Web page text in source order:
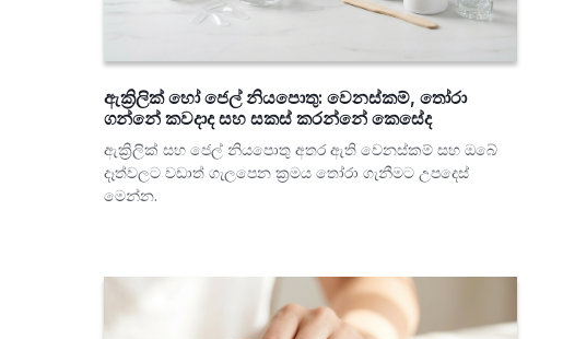
ඇක්‍රිලික් හෝ ජෙල් නියපොතු: වෙනස්කම්, තෝරා
ගන්නේ කවදාද සහ සකස් කරන්නේ කෙසේද
ඇක්‍රිලික් සහ ජෙල් නියපොතු අතර ඇති වෙනස්කම් සහ ඔබේ
දෑත්වලට වඩාත් ගැලපෙන ක්‍රමය තෝරා ගැනීමට උපදෙස්
මෙන්න.